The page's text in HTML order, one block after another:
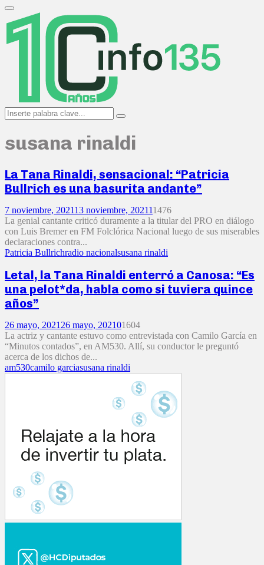
Primary
Menu
Search
for:
Search
susana rinaldi
La Tana Rinaldi, sensacional: “Patricia
Bullrich es una basurita andante”
7 noviembre, 202113 noviembre, 202111476
La genial cantante criticó duramente a la titular del PRO en diálogo
con Luis Bremer en FM Folclórica Nacional luego de sus miserables
declaraciones contra...
Patricia Bullrichradio nacionalsusana rinaldi
Letal, la Tana Rinaldi enterró a Canosa: “Es
una pelot*da, habla como si tuviera quince
años”
26 mayo, 202126 mayo, 202101604
La actriz y cantante estuvo como entrevistada con Camilo García en
“Minutos contados”, en AM530. Allí, su conductor le preguntó
acerca de los dichos de...
am530camilo garciasusana rinaldi